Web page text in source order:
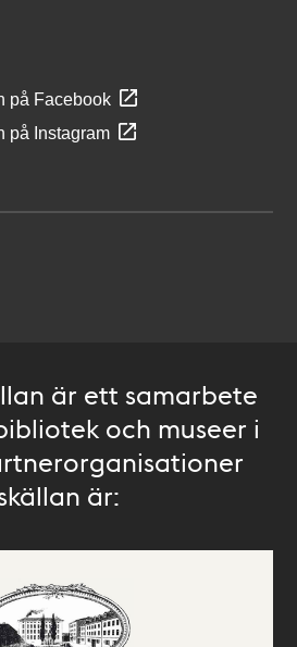
på Facebook
på Instagram
är ett samarbete
och museer i
är: